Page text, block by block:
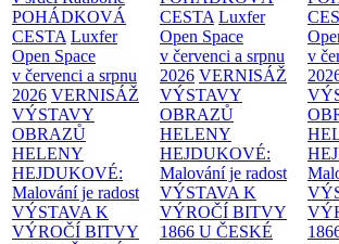
POHÁDKOVÁ
CESTA Luxfer
Open Space
v červenci a srpnu
2026 VERNISÁŽ
VÝSTAVY
OBRAZŮ
HELENY
HEJDUKOVÉ:
Malování je radost
VÝSTAVA K
VÝROČÍ BITVY
CESTA Luxfer
Open Space
v červenci a srpnu
2026 VERNISÁŽ
VÝSTAVY
OBRAZŮ
HELENY
HEJDUKOVÉ:
Malování je radost
VÝSTAVA K
VÝROČÍ BITVY
1866 U ČESKÉ
v